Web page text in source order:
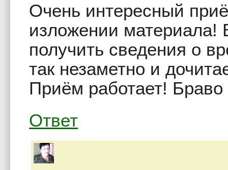
Очень интересный
изложении материала!
получить сведения о
так незаметно и
Приём работает! Браво
Ответ